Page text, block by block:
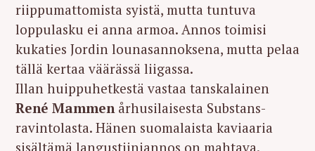
riippumattomista syistä, mutta tuntuva
loppulasku ei anna armoa. Annos toimisi
kukaties Jordin lounasannoksena, mutta pelaa
tällä kertaa väärässä liigassa.
Illan huippuhetkestä vastaa tanskalainen
René Mammenårhusilaisesta Substans-
ravintolasta. Hänen suomalaista kaviaaria
sisältämä langustiiniannos on mahtava.